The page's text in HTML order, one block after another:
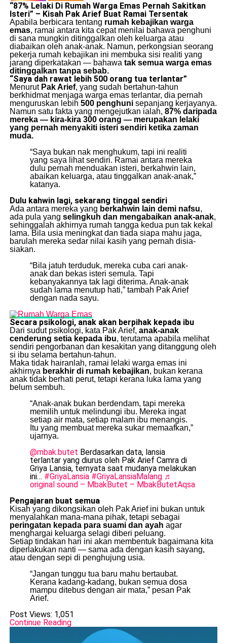
“87% Lelaki Di Rumah Warga Emas Pernah Sakitkan
Isteri” – Kisah Pak Arief Buat Ramai Tersentak
Apabila berbicara tentang rumah kebajikan warga
emas, ramai antara kita cepat menilai bahawa penghuni
di sana mungkin ditinggalkan oleh keluarga atau
diabaikan oleh anak-anak. Namun, perkongsian seorang
pekerja rumah kebajikan ini membuka sisi realiti yang
jarang diperkatakan — bahawa tak semua warga emas
ditinggalkan tanpa sebab.
“Saya dah rawat lebih 500 orang tua terlantar”
Menurut Pak Arief, yang sudah bertahun-tahun
berkhidmat menjaga warga emas terlantar, dia pernah
menguruskan lebih 500 penghunisepanjang kerjayanya.
Namun satu fakta yang mengejutkan ialah, 87% daripada
mereka — kira-kira 300 orang — merupakan lelaki
yang pernah menyakiti isteri sendiri ketika zaman
muda.
“Saya bukan nak menghukum, tapi ini realiti
yang saya lihat sendiri. Ramai antara mereka
dulu pernah menduakan isteri, berkahwin lain,
abaikan keluarga, atau tinggalkan anak-anak,”
katanya.
Dulu kahwin lagi, sekarang tinggal sendiri
Ada antara mereka yang berkahwin lain demi nafsu,
ada pula yang selingkuh dan mengabaikan anak-anak,
sehinggalah akhirnya rumah tangga kedua pun tak kekal
lama. Bila usia meningkat dan tiada siapa mahu jaga,
barulah mereka sedar nilai kasih yang pernah disia-
siakan.
“Bila jatuh terduduk, mereka cuba cari anak-
anak dan bekas isteri semula. Tapi
kebanyakannya tak lagi diterima. Anak-anak
sudah lama menutup hati,” tambah Pak Arief
dengan nada sayu.
Secara psikologi, anak akan berpihak kepada ibu
Dari sudut psikologi, kata Pak Arief, anak-anak
cenderung setia kepada ibu, terutama apabila melihat
sendiri pengorbanan dan kesakitan yang ditanggung oleh
si ibu selama bertahun-tahun.
Maka tidak hairanlah, ramai lelaki warga emas ini
akhirnya berakhir di rumah kebajikan, bukan kerana
anak tidak berhati perut, tetapi kerana luka lama yang
belum sembuh.
“Anak-anak bukan berdendam, tapi mereka
memilih untuk melindungi ibu. Mereka ingat
setiap air mata, setiap malam ibu menangis.
Itu yang membuat mereka sukar memaafkan,”
ujarnya.
@mbak.butet Berdasarkan data, lansia
terlantar yang diurus oleh Pak Arief Camra di
Griya Lansia, ternyata saat mudanya melakukan
ini… #GriyaLansia #GriyaLansiaMalang ♬
original sound – MbakButet – MbakButetAqsa
Pengajaran buat semua
Kisah yang dikongsikan oleh Pak Arief ini bukan untuk
menyalahkan mana-mana pihak, tetapi sebagai
peringatan kepada para suami dan ayah agar
menghargai keluarga selagi diberi peluang.
Setiap tindakan hari ini akan membentuk bagaimana kita
diperlakukan nanti — sama ada dengan kasih sayang,
atau dengan sepi di penghujung usia.
“Jangan tunggu tua baru mahu bertaubat.
Kerana kadang-kadang, bukan semua dosa
mampu ditebus dengan air mata,” pesan Pak
Arief.
Post Views: 1,051
Continue Reading